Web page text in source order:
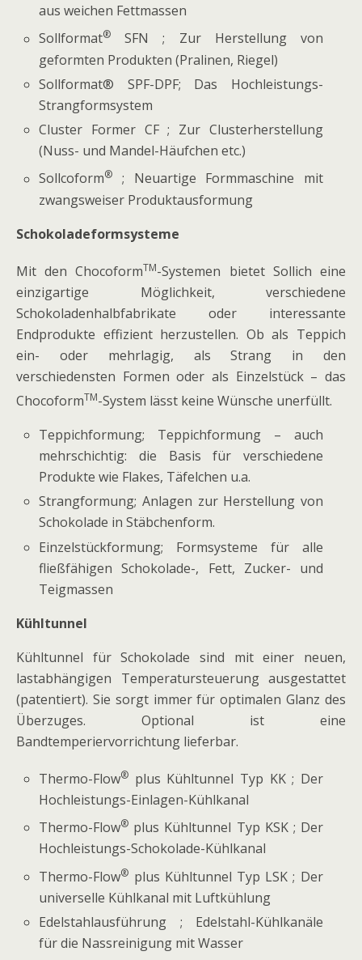
aus weichen Fettmassen
Sollformat®
SFN ; Zur Herstellung von
geformten Produkten (Pralinen, Riegel)
Sollformat® SPF-DPF; Das Hochleistungs-
Strangformsystem
Cluster Former CF ; Zur Clusterherstellung
(Nuss- und Mandel-Häufchen etc.)
Sollcoform®
; Neuartige Formmaschine mit
zwangsweiser Produktausformung
Schokoladeformsysteme
Mit den ChocoformTM-Systemen bietet Sollich eine
einzigartige Möglichkeit, verschiedene
Schokoladenhalbfabrikate oder interessante
Endprodukte effizient herzustellen. Ob als Teppich
ein- oder mehrlagig, als Strang in den
verschiedensten Formen oder als Einzelstück – das
ChocoformTM-System lässt keine Wünsche unerfüllt.
Teppichformung; Teppichformung – auch
mehrschichtig: die Basis für verschiedene
Produkte wie Flakes, Täfelchen u.a.
Strangformung; Anlagen zur Herstellung von
Schokolade in Stäbchenform.
Einzelstückformung; Formsysteme für alle
fließfähigen Schokolade-, Fett, Zucker- und
Teigmassen
Kühltunnel
Kühltunnel für Schokolade sind mit einer neuen,
lastabhängigen Temperatursteuerung ausgestattet
(patentiert). Sie sorgt immer für optimalen Glanz des
Überzuges. Optional ist eine
Bandtemperiervorrichtung lieferbar.
Thermo-Flow® plus Kühltunnel Typ KK ; Der
Hochleistungs-Einlagen-Kühlkanal
Thermo-Flow® plus Kühltunnel Typ KSK ; Der
Hochleistungs-Schokolade-Kühlkanal
Thermo-Flow® plus Kühltunnel Typ LSK ; Der
universelle Kühlkanal mit Luftkühlung
Edelstahlausführung ; Edelstahl-Kühlkanäle
für die Nassreinigung mit Wasser